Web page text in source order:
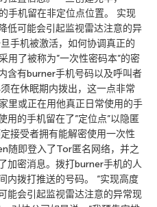
手机留在非定位点位置。 实现
低可能会引起监视雷达注意的异
手机被激活，如何协调真正的
用了被称为”一次性密码本”的密
含有burner手机号码以及呼叫者
在休眠期内拨出，这一点非常
里或正在用他真正日常使用的手
用的手机留在了”定位点”以隐匿
接受者拥有能解密使用一次性
随即登入了Tor匿名网络，并之
加密消息。拨打burner手机的人
内拨打推送的号码。 “实现高度
能会引起监视雷达注意的异常现